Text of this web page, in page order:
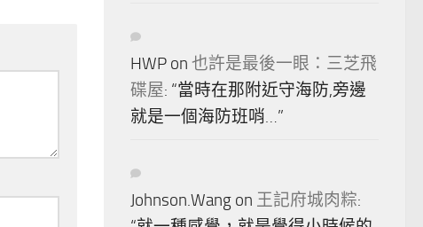
HWP on 也許是最後一眼：三芝飛
碟屋: “當時在那附近守海防,旁邊
就是一個海防班哨…”
Johnson.Wang on 王記府城肉粽: